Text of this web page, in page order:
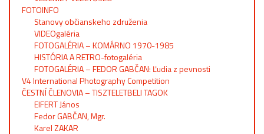
FOTOINFO
Stanovy občianskeho združenia
VIDEOgaléria
FOTOGALÉRIA – KOMÁRNO 1970-1985
HISTÓRIA A RETRO-fotogaléria
FOTOGALÉRIA – FEDOR GABČAN: Ľudia z pevnosti
V4 International Photography Competition
ČESTNÍ ČLENOVIA – TISZTELETBELI TAGOK
EIFERT János
Fedor GABČAN, Mgr.
Karel ZAKAR